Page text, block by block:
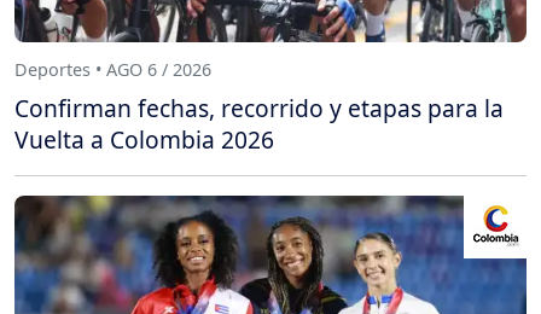
Deportes • AGO 6 / 2026
Confirman fechas, recorrido y etapas para la
Vuelta a Colombia 2026